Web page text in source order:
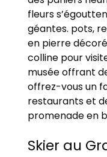
fleurs
géantes. pots,
en pierre
colline pour
musée offrant
offrez-vous un
restaurants et
promenade en
Skier au